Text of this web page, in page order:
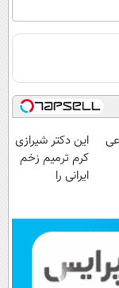
این دکتر شیرازی
کرم ترمیم زخم
ایرانی را